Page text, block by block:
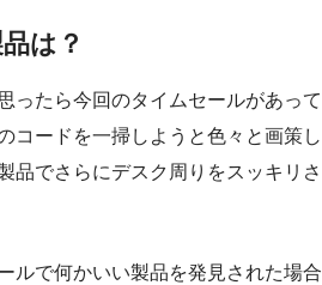
は？
ったら今回のタイムセールがあって
コードを一掃しようと色々と画策し
品でさらにデスク周りをスッキリさ
ルで何かいい製品を発見された場合